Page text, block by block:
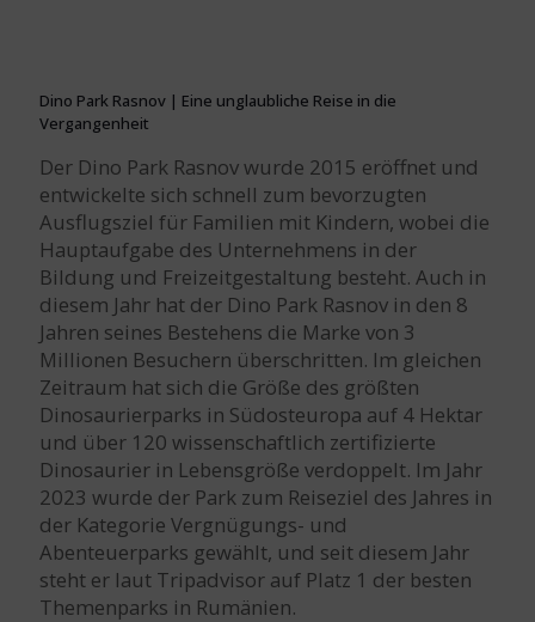
Dino Park Rasnov | Eine unglaubliche Reise in die
Vergangenheit
Der Dino Park Rasnov wurde 2015 eröffnet und
entwickelte sich schnell zum bevorzugten
Ausflugsziel für Familien mit Kindern, wobei die
Hauptaufgabe des Unternehmens in der
Bildung und Freizeitgestaltung besteht. Auch in
diesem Jahr hat der Dino Park Rasnov in den 8
Jahren seines Bestehens die Marke von 3
Millionen Besuchern überschritten. Im gleichen
Zeitraum hat sich die Größe des größten
Dinosaurierparks in Südosteuropa auf 4 Hektar
und über 120 wissenschaftlich zertifizierte
Dinosaurier in Lebensgröße verdoppelt. Im Jahr
2023 wurde der Park zum Reiseziel des Jahres in
der Kategorie Vergnügungs- und
Abenteuerparks gewählt, und seit diesem Jahr
steht er laut Tripadvisor auf Platz 1 der besten
Themenparks in Rumänien.